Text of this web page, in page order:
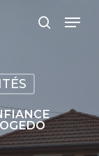
search
Menu